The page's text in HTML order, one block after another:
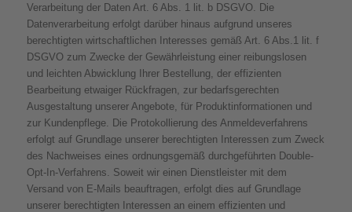
Verarbeitung der Daten Art. 6 Abs. 1 lit. b DSGVO. Die
Datenverarbeitung erfolgt darüber hinaus aufgrund unseres
berechtigten wirtschaftlichen Interesses gemäß Art. 6 Abs.1 lit. f
DSGVO zum Zwecke der Gewährleistung einer reibungslosen
und leichten Abwicklung Ihrer Bestellung, der effizienten
Bearbeitung etwaiger Rückfragen, zur bedarfsgerechten
Ausgestaltung unserer Angebote, für Produktinformationen und
zur Kundenpflege. Die Protokollierung des Anmeldeverfahrens
erfolgt auf Grundlage unserer berechtigten Interessen zum Zweck
des Nachweises eines ordnungsgemäß durchgeführten Double-
Opt-In-Verfahrens. Soweit wir einen Dienstleister mit dem
Versand von E-Mails beauftragen, erfolgt dies auf Grundlage
unserer berechtigten Interessen an einem effizienten und